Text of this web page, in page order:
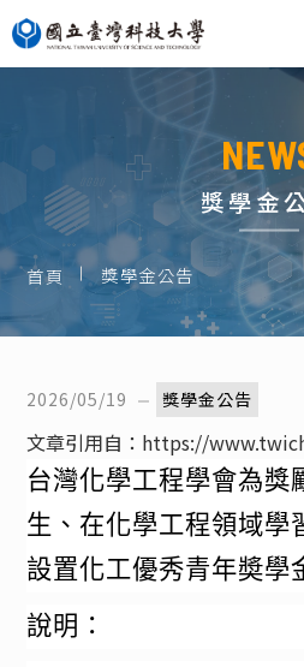
獎學金
首頁 獎學金公告
2026/05/19 獎學金公告
文章引用自： https://
台灣化學工程學會為獎
生、在化學工程領域學
設置化工優秀青年奬學
說明：